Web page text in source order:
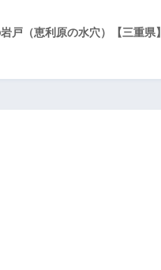
戸（恵利原の水穴）【三重県】